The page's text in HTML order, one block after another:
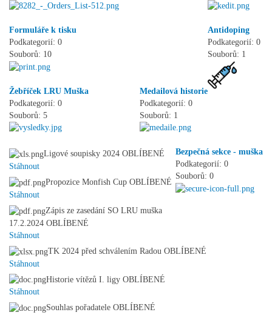
Antidoping
Podkategorií: 0
Souborů: 1
Formuláře k tisku
Podkategorií: 0
Souborů: 10
Medailová historie
Podkategorií: 0
Souborů: 1
Žebříček LRU Muška
Podkategorií: 0
Souborů: 5
Bezpečná sekce - muška
Podkategorií: 0
Souborů: 0
Ligové soupisky 2024 OBLÍBENÉ
Stáhnout
Propozice Monfish Cup OBLÍBENÉ
Stáhnout
Zápis ze zasedání SO LRU muška
17.2.2024 OBLÍBENÉ
Stáhnout
TK 2024 před schválením Radou OBLÍBENÉ
Stáhnout
Historie vítězů I. ligy OBLÍBENÉ
Stáhnout
Souhlas pořadatele OBLÍBENÉ